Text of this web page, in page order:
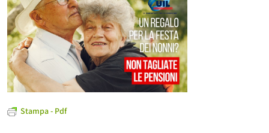
Stampa - Pdf